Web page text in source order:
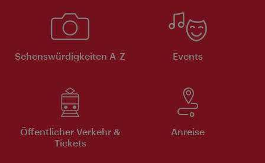
Sehenswürdigkeiten A-Z Events
Öffentlicher Verkehr &
Tickets
Anreise